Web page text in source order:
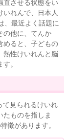
直させる状態をい
いれんで、日本人
、最近よく話題に
の他に、てんか
めると、子どもの
熱性けいれんと脳
。
見られるけいれ
たものを指しま
徴があります。